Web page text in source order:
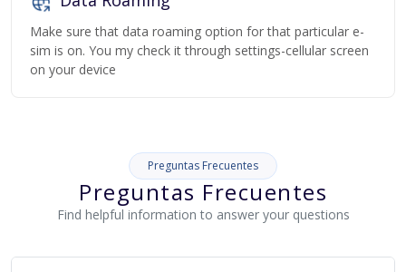
Make sure that data roaming option for that particular e-
sim is on. You my check it through settings-cellular screen
on your device
Preguntas Frecuentes
Preguntas Frecuentes
Find helpful information to answer your questions